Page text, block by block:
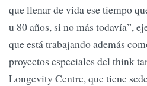
que llenar de vida ese tiempo
u 80 años, si no más todavía”,
que está trabajando además
proyectos especiales del think
Longevity Centre, que tiene